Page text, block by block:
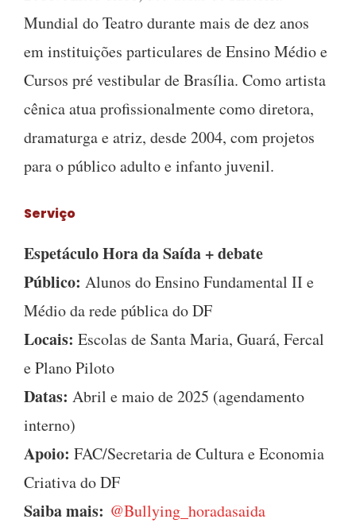
Mundial do Teatro durante mais de dez anos
em instituições particulares de Ensino Médio e
Cursos pré vestibular de Brasília. Como artista
cênica atua profissionalmente como diretora,
dramaturga e atriz, desde 2004, com projetos
para o público adulto e infanto juvenil.
Serviço
Espetáculo Hora da Saída + debate
Público: Alunos do Ensino Fundamental II e
Médio da rede pública do DF
Locais: Escolas de Santa Maria, Guará, Fercal
e Plano Piloto
Datas: Abril e maio de 2025 (agendamento
interno)
Apoio: FAC/Secretaria de Cultura e Economia
Criativa do DF
Saiba mais: @Bullying_horadasaida